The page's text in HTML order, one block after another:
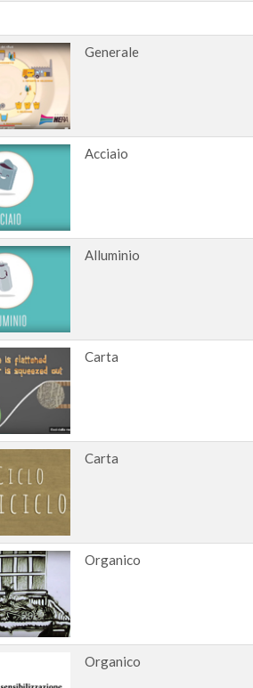
Generale
Acciaio
Alluminio
Carta
Carta
Organico
Organico